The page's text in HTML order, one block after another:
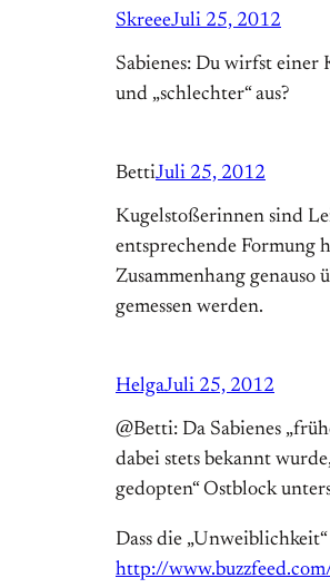
SkreeeJuli 25, 2012
Sabienes: Du wirfst einer
und „schlechter“ aus?
BettiJuli 25, 2012
Kugelstoßerinnen sind
entsprechende Formung
Zusammenhang
gemessen werden.
HelgaJuli 25, 2012
@Betti: Da Sabienes
dabei stets bekannt
gedopten“ Ostblock
Dass die
http://